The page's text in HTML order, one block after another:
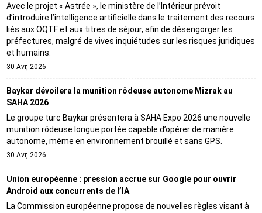
Avec le projet « Astrée », le ministère de l’Intérieur prévoit
d’introduire l’intelligence artificielle dans le traitement des recours
liés aux OQTF et aux titres de séjour, afin de désengorger les
préfectures, malgré de vives inquiétudes sur les risques juridiques
et humains.
30 Avr, 2026
Baykar dévoilera la munition rôdeuse autonome Mizrak au
SAHA 2026
Le groupe turc Baykar présentera à SAHA Expo 2026 une nouvelle
munition rôdeuse longue portée capable d’opérer de manière
autonome, même en environnement brouillé et sans GPS.
30 Avr, 2026
Union européenne : pression accrue sur Google pour ouvrir
Android aux concurrents de l’IA
La Commission européenne propose de nouvelles règles visant à